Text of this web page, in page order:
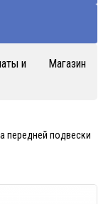
и
Магазин
передней подвески